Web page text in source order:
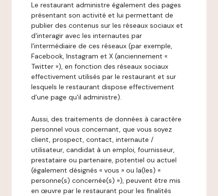
Le restaurant administre également des pages
présentant son activité et lui permettant de
publier des contenus sur les réseaux sociaux et
d'interagir avec les internautes par
l'intermédiaire de ces réseaux (par exemple,
Facebook, Instagram et X (anciennement «
Twitter »), en fonction des réseaux sociaux
effectivement utilisés par le restaurant et sur
lesquels le restaurant dispose effectivement
d'une page qu'il administre).
Aussi, des traitements de données à caractère
personnel vous concernant, que vous soyez
client, prospect, contact, internaute /
utilisateur, candidat à un emploi, fournisseur,
prestataire ou partenaire, potentiel ou actuel
(également désignés « vous » ou la(les) «
personne(s) concernée(s) »), peuvent être mis
en œuvre par le restaurant pour les finalités